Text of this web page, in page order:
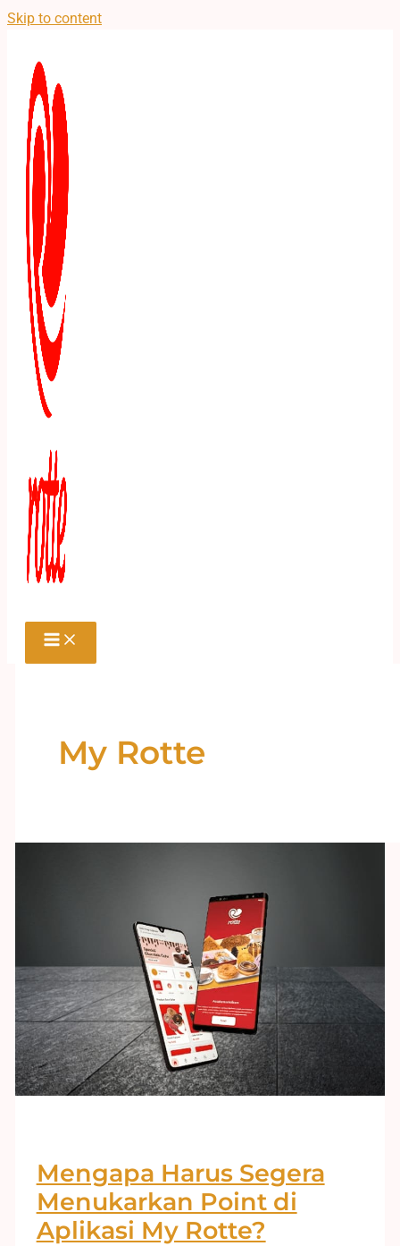
Skip to content
My Rotte
Mengapa Harus Segera
Menukarkan Point di
Aplikasi My Rotte?